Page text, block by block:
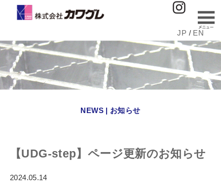
JP / EN
NEWS | お知らせ
【UDG-step】ページ更新のお知らせ
2024.05.14